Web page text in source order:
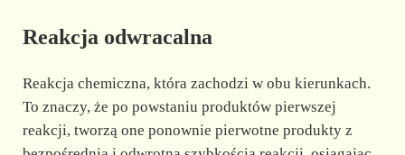
Reakcja odwracalna
Reakcja chemiczna, która zachodzi w obu kierunkach.
To znaczy, że po powstaniu produktów pierwszej
reakcji, tworzą one ponownie pierwotne produkty z